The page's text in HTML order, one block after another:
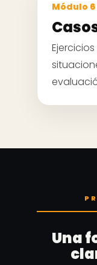
Módulo 6
Una